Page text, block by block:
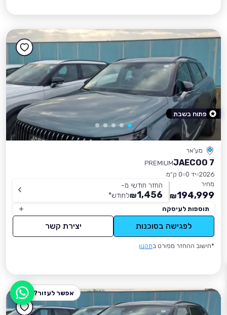
מע'אר
JAECOO 7
PREMIUM
2026 יד 0
0 ק״מ
מחיר
194,999
₪
החזר חודשי מ-
1,456
₪לחודש*
תוספות לעיסקה
לפגישה בסוכנות יצירת קשר
*חישוב ההחזר מפורט בתקנון
פתוח בשבת
אפשר לעזור?